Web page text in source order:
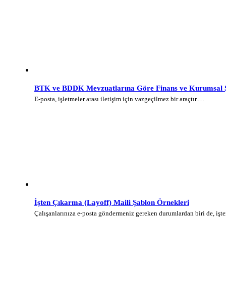
BTK ve BDDK Mevzuatlarına Göre Finans ve
E-posta, işletmeler arası iletişim için vazgeçilmez bir araçtır.…
İşten Çıkarma (Layoff) Maili Şablon Örnekleri
Çalışanlarınıza e-posta göndermeniz gereken durumlardan biri de,